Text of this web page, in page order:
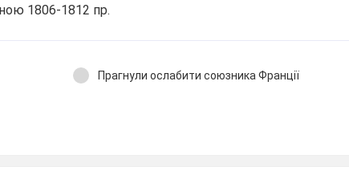
1806-1812 пр.
Прагнули ослабити союзника Франції